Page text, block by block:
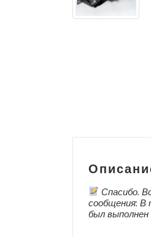
Спасибо.
сообщения: В
был